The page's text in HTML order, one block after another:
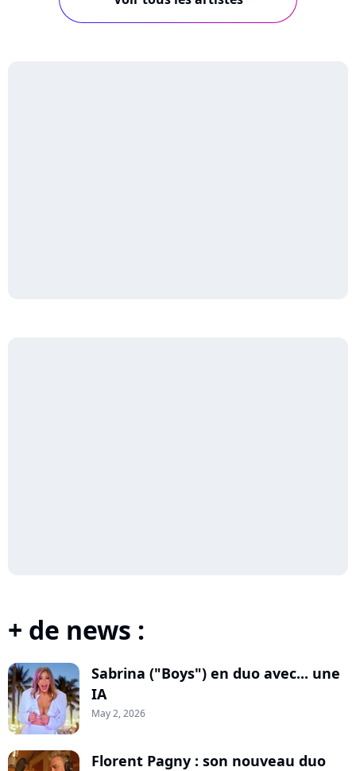
+ de news :
Sabrina ("Boys") en duo avec... une
IA
May 2, 2026
Florent Pagny : son nouveau duo